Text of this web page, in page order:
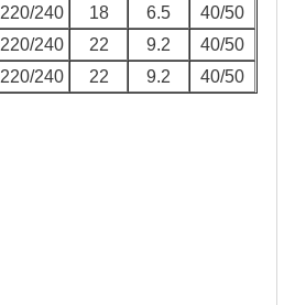
220/240 18 6.5
40/50
220/240 22 9.2
40/50
220/240 22 9.2 40/50